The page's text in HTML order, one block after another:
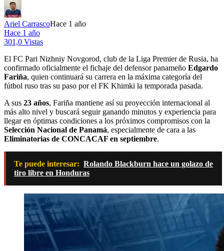
Ariel CarrascoHace 1 año
Hace 1 año
301,0 Vistas
El FC Pari Nizhniy Novgorod, club de la Liga Premier de Rusia, ha
confirmado oficialmente el fichaje del defensor panameño Edgardo
Fariña, quien continuará su carrera en la máxima categoría del
fútbol ruso tras su paso por el FK Khimki la temporada pasada.
A sus 23 años, Fariña mantiene así su proyección internacional al
más alto nivel y buscará seguir ganando minutos y experiencia para
llegar en óptimas condiciones a los próximos compromisos con la
Selección Nacional de Panamá, especialmente de cara a las
Eliminatorias de CONCACAF en septiembre.
Te puede interesar: Rolando Blackburn hace un golazo de
tiro libre en Honduras